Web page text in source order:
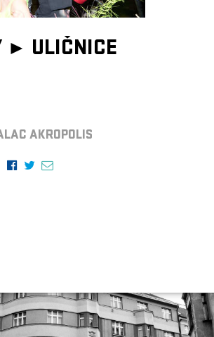
► ULIČNICE
AKROPOLIS